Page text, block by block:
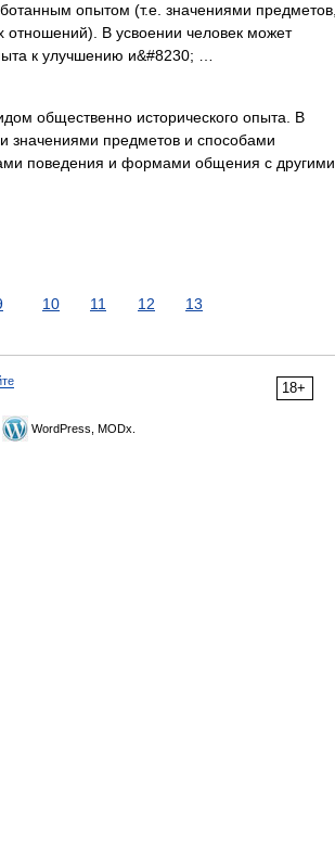
опытом (т.е. значениями предметов,
В усвоении человек может
к улучшению и&#8230; …
общественно исторического опыта. В
значениями предметов и способами
поведения и формами общения с другими
10 11 12 13
18+
WordPress, MODx.